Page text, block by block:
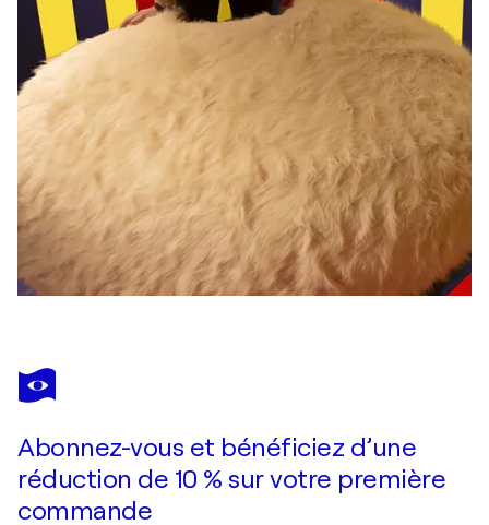
Abonnez-vous et bénéficiez d’une
réduction de 10 % sur votre première
commande